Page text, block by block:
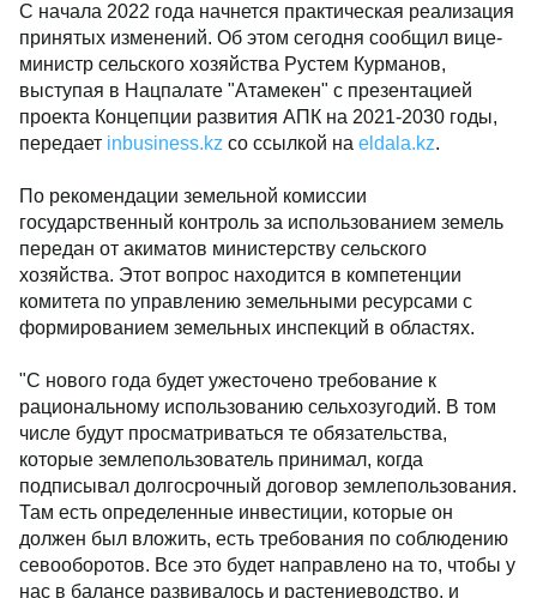
С начала 2022 года начнется практическая реализация
принятых изменений. Об этом сегодня сообщил вице-
министр сельского хозяйства Рустем Курманов,
выступая в Нацпалате "Атамекен" с презентацией
проекта Концепции развития АПК на 2021-2030 годы,
передает inbusiness.kz со ссылкой на eldala.kz.
По рекомендации земельной комиссии
государственный контроль за использованием земель
передан от акиматов министерству сельского
хозяйства. Этот вопрос находится в компетенции
комитета по управлению земельными ресурсами с
формированием земельных инспекций в областях.
"С нового года будет ужесточено требование к
рациональному использованию сельхозугодий. В том
числе будут просматриваться те обязательства,
которые землепользователь принимал, когда
подписывал долгосрочный договор землепользования.
Там есть определенные инвестиции, которые он
должен был вложить, есть требования по соблюдению
севооборотов. Все это будет направлено на то, чтобы у
нас в балансе развивалось и растениеводство, и